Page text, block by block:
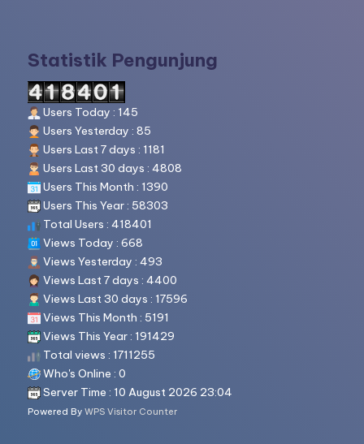
Statistik Pengunjung
Users Today : 145
Users Yesterday : 85
Users Last 7 days : 1181
Users Last 30 days : 4808
Users This Month : 1390
Users This Year : 58303
Total Users : 418401
Views Today : 668
Views Yesterday : 493
Views Last 7 days : 4400
Views Last 30 days : 17596
Views This Month : 5191
Views This Year : 191429
Total views : 1711255
Who's Online : 0
Server Time : 10 August 2026 23:04
Powered By WPS Visitor Counter